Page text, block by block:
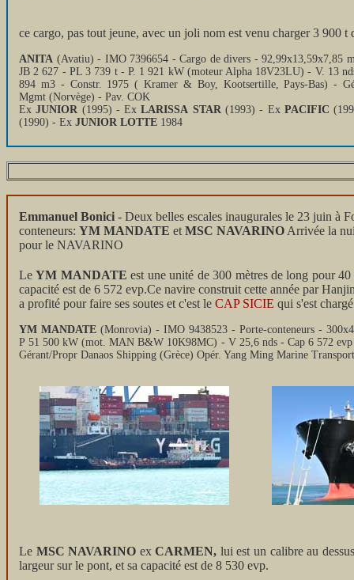
ce cargo, pas tout jeune, avec un joli nom est venu charger 3 900 t
ANITA (Avatiu) - IMO 7396654 - Cargo de divers - 92,99x13,59x7,85
JB 2 627 - PL 3 739 t - P. 1 921 kW (moteur Alpha 18V23LU) - V. 13
894 m3 - Constr. 1975 ( Kramer & Boy, Kootsertille, Pays-Bas) -
Mgmt (Norvège) - Pav. COK
ExJUNIOR (1995) - ExLARISSA STAR(1993) - Ex PACIFIC
(1990) - Ex JUNIOR LOTTE 1984
Emmanuel Bonici - Deux belles escales inaugurales le 23 juin à
conteneurs: YM MANDATE et MSC NAVARINO Arrivée la
pour le NAVARINO
LeYM MANDATE est une unité de 300 mètres de long pour
capacité est de 6 572 evp.Ce navire construit cette année par
a profité pour faire ses soutes et c'est le CAP SICIE qui s'est
YM MANDATE (Monrovia) - IMO 9438523 - Porte-conteneurs -
P 51 500 kW (mot. MAN B&W 10K98MC) - V 25,6 nds - Cap 6 572
Gérant/Propr Danaos Shipping (Grèce) Opér. Yang Ming Marine
Le MSC NAVARINO exCARMEN, lui est un calibre au
largeur sur le pont, et sa capacité est de 8 530 evp.